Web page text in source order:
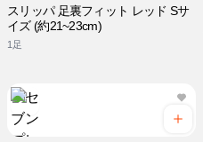
スリッパ 足裏フィット レッド Sサ
イズ (約21~23cm)
1足